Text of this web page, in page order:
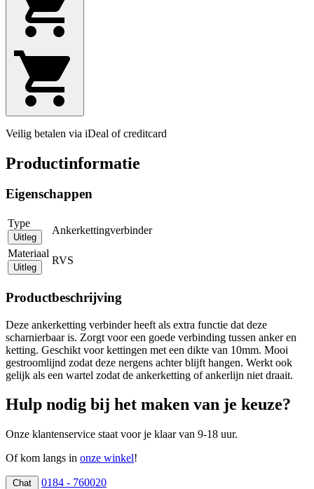
Veilig betalen via iDeal of creditcard
Productinformatie
Eigenschappen
Type
Uitleg
Ankerkettingverbinder
Materiaal
Uitleg
RVS
Productbeschrijving
Deze ankerketting verbinder heeft als extra functie dat deze
scharnierbaar is. Zorgt voor een goede verbinding tussen anker en
ketting. Geschikt voor kettingen met een dikte van 10mm. Mooi
gestroomlijnd zodat deze nergens achter blijft hangen. Werkt ook
gelijk als een wartel zodat de ankerketting of ankerlijn niet draait.
Hulp nodig bij het maken van je keuze?
Onze klantenservice staat voor je klaar van 9-18 uur.
Of kom langs in onze winkel!
Chat 0184 - 760020